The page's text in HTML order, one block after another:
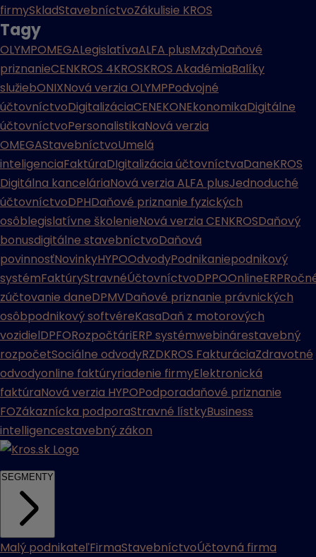
firmySkladStavebníctvoZákulisie KROS
Tagy
OLYMPOMEGALegislatívaALFA plusMzdyDaňové
priznanieCENKROS 4KROSKROS AkadémiaBalíky
služiebONIXNová verzia OLYMPPodvojné
účtovníctvoDigitalizáciaCENEKONEkonomikaDigitálne
účtovníctvoPersonalistikaNová verzia
OMEGAStavebníctvoUmelá
inteligenciaFaktúraDIgitalizácia účtovníctvaDaneKROS
Digitálna kanceláriaNová verzia ALFA plusJednoduché
účtovníctvoDPHDaňové priznanie fyzických
osôblegislatívne školenieNová verzia CENKROSDaňový
bonusdigitálne stavebníctvoDaňová
povinnosťNovinkyHYPOOdvodyPodnikaniepodnikový
systémFaktúryStravnéÚčtovníctvoDPPOOnlineERP
zúčtovanie daneDPMVDaňové priznanie právnických
osôbpodnikový softvéreKasaDaň z motorových
vozidielDPFORozpočtáriERP systémwebinárestavebný
rozpočetSociálne odvodyRZDKROS FakturáciaZdravotné
odvodyonline faktúryriadenie firmyElektronická
faktúraNová verzia HYPOPodporadaňové priznanie
FOZákaznícka podporaStravné lístkyBusiness
intelligencestavebný zákon
SEGMENTY
Malý podnikateľFirmaStavebníctvoÚčtovná firma